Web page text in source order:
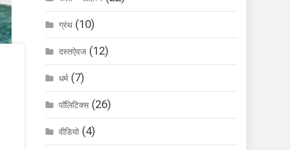
ग्रंथ(10)
दस्तऐवज (12)
धर्म(7)
पॉलिटिक्स(26)
वीडियो(4)